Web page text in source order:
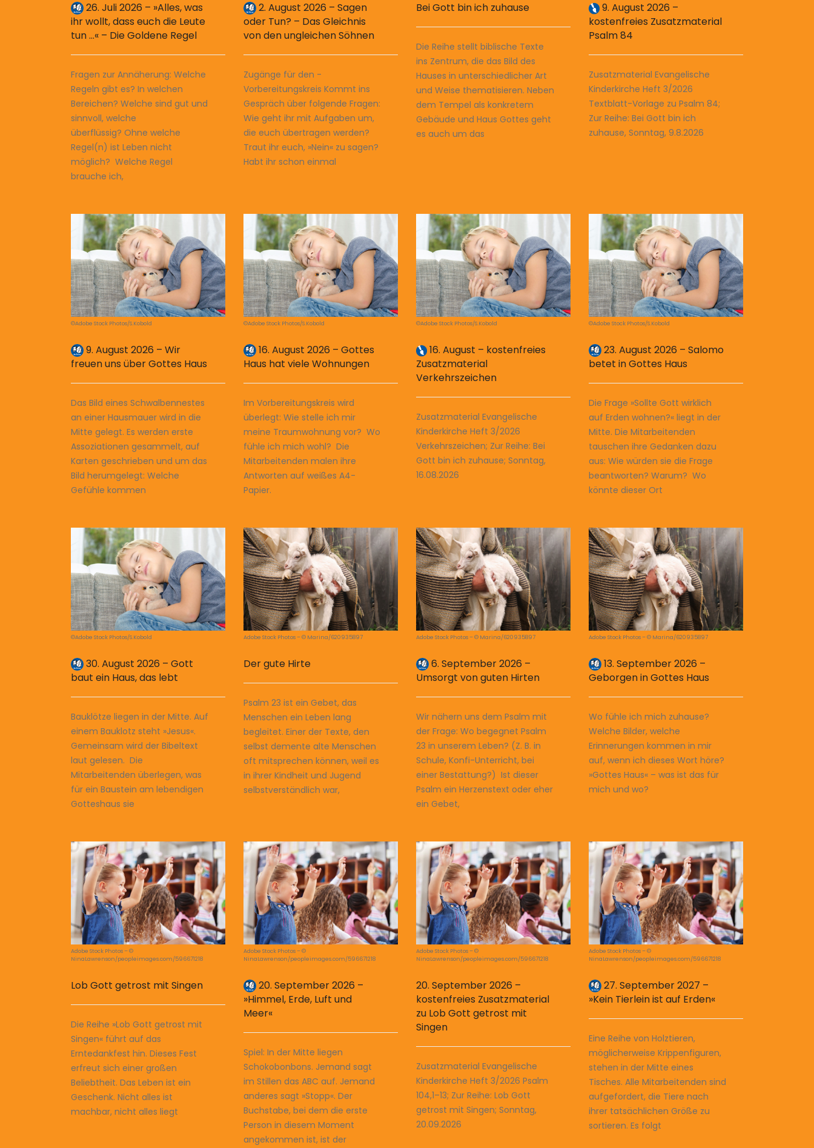
26. Juli 2026 – »Alles, was
ihr wollt, dass euch die Leute
tun …« – Die Goldene Regel
Fragen zur Annäherung: Welche
Regeln gibt es? In welchen
Bereichen? Welche sind gut und
sinnvoll, welche
überflüssig? Ohne welche
Regel(n) ist Leben nicht
möglich? Welche Regel
brauche ich,
2. August 2026 – Sagen
oder Tun? – Das Gleichnis
von den ungleichen Söhnen
Zugänge für den ­
Vorbereitungskreis Kommt ins
Gespräch über folgende Fragen:
Wie geht ihr mit Aufgaben um,
die euch übertragen werden?
Traut ihr euch, »Nein« zu sagen?
Habt ihr schon einmal
Bei Gott bin ich zuhause
Die Reihe stellt biblische Texte
ins Zentrum, die das Bild des
Hauses in unterschiedlicher Art
und Weise thematisieren. Neben
dem Tempel als konkretem
Gebäude und Haus Gottes geht
es auch um das
9. August 2026 –
kostenfreies Zusatzmaterial
Psalm 84
Zusatzmaterial Evangelische
Kinderkirche Heft 3/2026
Textblatt-Vorlage zu Psalm 84;
Zur Reihe: Bei Gott bin ich
zuhause, Sonntag, 9.8.2026
©Adobe Stock Photos/S.Kobold
9. August 2026 – Wir
freuen uns über Gottes Haus
Das Bild eines Schwalbennestes
an einer Hausmauer wird in die
Mitte gelegt. Es werden erste
Assoziationen gesammelt, auf
Karten geschrieben und um das
Bild herumgelegt: Welche
Gefühle kommen
©Adobe Stock Photos/S.Kobold
16. August 2026 – Gottes
Haus hat viele Wohnungen
Im Vorbereitungskreis wird
überlegt: Wie stelle ich mir
meine Traumwohnung vor? Wo
fühle ich mich wohl? Die
Mitarbeitenden malen ihre
Antworten auf weißes A4-
Papier.
©Adobe Stock Photos/S.Kobold
16. August – kostenfreies
Zusatzmaterial
Verkehrszeichen
Zusatzmaterial Evangelische
Kinderkirche Heft 3/2026
Verkehrszeichen; Zur Reihe: Bei
Gott bin ich zuhause; Sonntag,
16.08.2026
©Adobe Stock Photos/S.Kobold
23. August 2026 – Salomo
betet in Gottes Haus
Die Frage »Sollte Gott wirklich
auf Erden wohnen?« liegt in der
Mitte. Die Mitarbeitenden
tauschen ihre Gedanken dazu
aus: Wie würden sie die Frage
beantworten? Warum? Wo
könnte dieser Ort
©Adobe Stock Photos/S.Kobold
30. August 2026 – Gott
baut ein Haus, das lebt
Bauklötze liegen in der Mitte. Auf
einem Bauklotz steht »Jesus«.
Gemeinsam wird der Bibeltext
laut gelesen. Die
Mitarbeitenden überlegen, was
für ein Baustein am lebendigen
Gotteshaus sie
Adobe Stock Photos – © Marina/620935897
Der gute Hirte
Psalm 23 ist ein Gebet, das
Menschen ein Leben lang
begleitet. Einer der Texte, den
selbst demente alte Menschen
oft mitsprechen können, weil es
in ihrer Kindheit und Jugend
selbstverständlich war,
Adobe Stock Photos – © Marina/620935897
6. September 2026 –
Umsorgt von guten Hirten
Wir nähern uns dem Psalm mit
der Frage: Wo begegnet Psalm
23 in unserem Leben? (Z. B. in
Schule, Konfi-Unterricht, bei
einer Bestattung?) Ist dieser
Psalm ein Herzenstext oder eher
ein Gebet,
Adobe Stock Photos – © Marina/620935897
13. September 2026 –
Geborgen in Gottes Haus
Wo fühle ich mich zuhause?
Welche Bilder, welche
Erinnerungen kommen in mir
auf, wenn ich dieses Wort höre?
»Gottes Haus« – was ist das für
mich und wo?
Adobe Stock Photos – ©
NinaLawrenson/peopleimages.com/596671218
Lob Gott getrost mit Singen
Die Reihe »Lob Gott getrost mit
Singen« führt auf das
Erntedankfest hin. Dieses Fest
erfreut sich einer großen
Beliebtheit. Das Leben ist ein
Geschenk. Nicht alles ist
machbar, nicht alles liegt
Adobe Stock Photos – ©
NinaLawrenson/peopleimages.com/596671218
20. September 2026 –
»Himmel, Erde, Luft und
Meer«
Spiel: In der Mitte liegen
Schokobonbons. Jemand sagt
im Stillen das ABC auf. Jemand
anderes sagt »Stopp«. Der
Buchstabe, bei dem die erste
Person in diesem Moment
angekommen ist, ist der
Adobe Stock Photos – ©
NinaLawrenson/peopleimages.com/596671218
20. September 2026 –
kostenfreies Zusatzmaterial
zu Lob Gott getrost mit
Singen
Zusatzmaterial Evangelische
Kinderkirche Heft 3/2026 Psalm
104,1–13; Zur Reihe: Lob Gott
getrost mit Singen; Sonntag,
20.09.2026
Adobe Stock Photos – ©
NinaLawrenson/peopleimages.com/596671218
27. September 2027 –
»Kein Tierlein ist auf Erden«
Eine Reihe von Holztieren,
möglicherweise Krippenfiguren,
stehen in der Mitte eines
Tisches. Alle Mitarbeitenden sind
aufgefordert, die Tiere nach
ihrer tatsächlichen Größe zu
sortieren. Es folgt